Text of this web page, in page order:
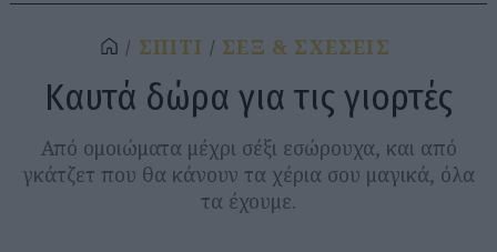
ΣΠΙΤΙ ΣΕΞ & ΣΧΕΣΕΙΣ
Καυτά δώρα για τις γιορτές
Από ομοιώματα μέχρι σέξι εσώρουχα, και από
γκάτζετ που θα κάνουν τα χέρια σου μαγικά, όλα
τα έχουμε.